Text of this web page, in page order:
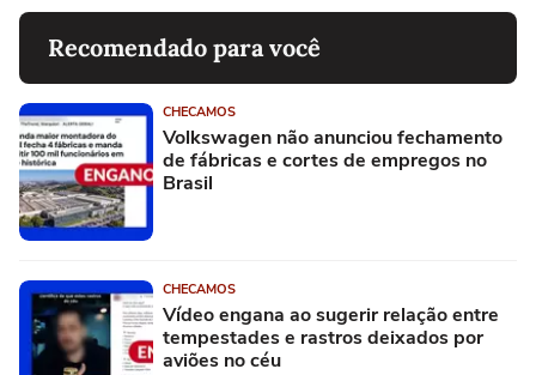
Recomendado para você
CHECAMOS
Volkswagen não anunciou fechamento
de fábricas e cortes de empregos no
Brasil
CHECAMOS
Vídeo engana ao sugerir relação entre
tempestades e rastros deixados por
aviões no céu